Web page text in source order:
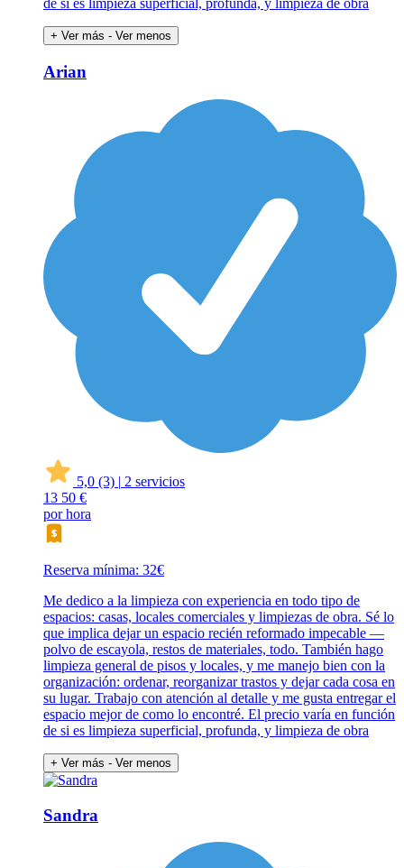
de si es limpieza superficial, profunda, y limpieza de obra
+ Ver más - Ver menos
Arian
5,0 (3) | 2 servicios
13 50 €
por hora
Reserva mínima: 32€
Me dedico a la limpieza con experiencia en todo tipo de
espacios: casas, locales comerciales y limpiezas de obra. Sé lo
que implica dejar un espacio recién reformado impecable —
polvo de escayola, restos de materiales, todo. También hago
limpieza general de pisos y locales, y me manejo bien con la
organización: ordenar, reorganizar trastos y dejar cada cosa en
su lugar. Trabajo con atención al detalle y me gusta entregar el
espacio mejor de como lo encontré. El precio varía en función
de si es limpieza superficial, profunda, y limpieza de obra
+ Ver más - Ver menos
Sandra